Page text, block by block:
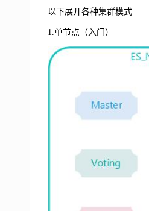
以下展开各种集群模式
1.单节点（入门）